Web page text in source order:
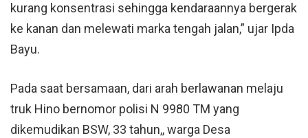
kurang konsentrasi sehingga kendaraannya bergerak
ke kanan dan melewati marka tengah jalan,” ujar Ipda
Bayu.
Pada saat bersamaan, dari arah berlawanan melaju
truk Hino bernomor polisi N 9980 TM yang
dikemudikan BSW, 33 tahun,, warga Desa